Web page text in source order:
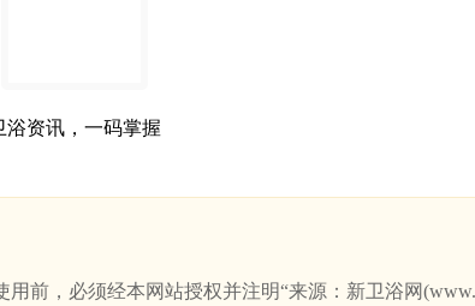
浴资讯，一码掌握
前，必须经本网站授权并注明“来源：新卫浴网